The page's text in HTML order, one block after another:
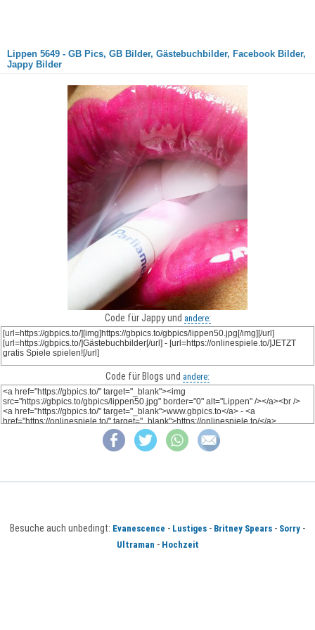
Lippen 5649 - GB Pics, GB Bilder, Gästebuchbilder, Facebook Bilder,
Jappy Bilder
Code für Jappy und andere:
Code für Blogs und andere:
Besuche auch unbedingt: Evanescence - Lustiges - Britney Spears - Sorry -
Ultraman - Hochzeit